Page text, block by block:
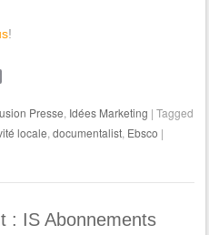
!
n
t
Presse Idées Marketing | Tagged
locale documentalist, Ebsco |
: IS Abonnements